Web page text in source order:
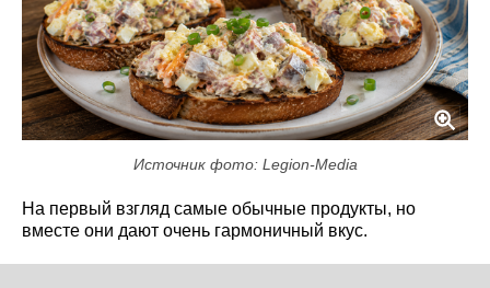
Источник фото: Legion-Media
На первый взгляд самые обычные продукты, но
вместе они дают очень гармоничный вкус.